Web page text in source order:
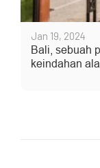
Jan 19, 2024
Bali, sebuah
keindahan